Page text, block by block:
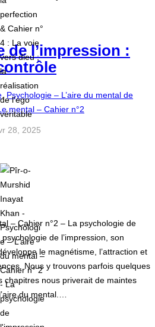
de l’impression :
, Psychologie – L’aire du mental de
mental – Cahier n°2
28, 2025
– Cahier n°2 – La psychologie de
de l’impression, son
le magnétisme, l’attraction et
Nous y trouvons parfois quelques
chapitres nous priverait de maintes
du mental.…